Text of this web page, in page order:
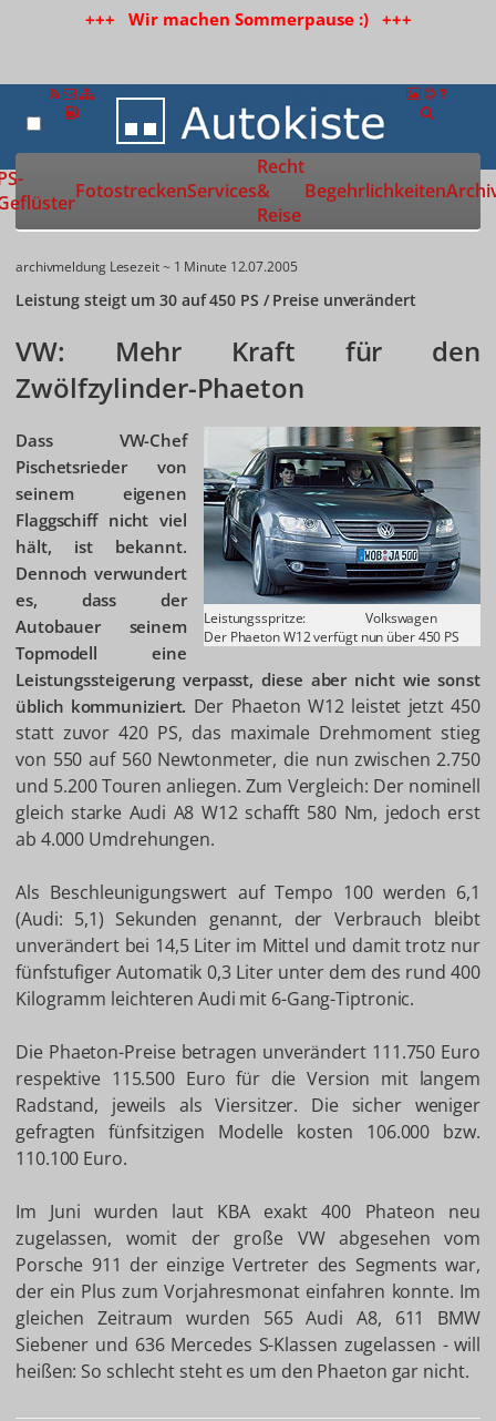
+++ Wir machen Sommerpause :) +++
Zur Startseite
FotostreckenServices
Recht
&
Reise
Begehrlichkeiten
archivmeldung Lesezeit ~ 1 Minute 12.07.2005
Leistung steigt um 30 auf 450 PS / Preise unverändert
VW: Mehr Kraft für den
Zwölfzylinder-Phaeton
Leistungsspritze:
Volkswagen
Der Phaeton W12 verfügt nun über 450 PS
Dass VW-Chef
Pischetsrieder von
seinem eigenen
Flaggschiff nicht viel
hält, ist bekannt.
Dennoch verwundert
es, dass der
Autobauer seinem
Topmodell eine
Leistungssteigerung verpasst, diese aber nicht wie sonst
üblich kommuniziert. Der Phaeton W12 leistet jetzt 450
statt zuvor 420 PS, das maximale Drehmoment stieg
von 550 auf 560 Newtonmeter, die nun zwischen 2.750
und 5.200 Touren anliegen. Zum Vergleich: Der nominell
gleich starke Audi A8 W12 schafft 580 Nm, jedoch erst
ab 4.000 Umdrehungen.
Als Beschleunigungswert auf Tempo 100 werden 6,1
(Audi: 5,1) Sekunden genannt, der Verbrauch bleibt
unverändert bei 14,5 Liter im Mittel und damit trotz nur
fünfstufiger Automatik 0,3 Liter unter dem des rund 400
Kilogramm leichteren Audi mit 6-Gang-Tiptronic.
Die Phaeton-Preise betragen unverändert 111.750 Euro
respektive 115.500 Euro für die Version mit langem
Radstand, jeweils als Viersitzer. Die sicher weniger
gefragten fünfsitzigen Modelle kosten 106.000 bzw.
110.100 Euro.
Im Juni wurden laut KBA exakt 400 Phateon neu
zugelassen, womit der große VW abgesehen vom
Porsche 911 der einzige Vertreter des Segments war,
der ein Plus zum Vorjahresmonat einfahren konnte. Im
gleichen Zeitraum wurden 565 Audi A8, 611 BMW
Siebener und 636 Mercedes S-Klassen zugelassen - will
heißen: So schlecht steht es um den Phaeton gar nicht.